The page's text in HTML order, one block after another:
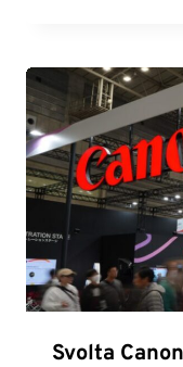
Svolta